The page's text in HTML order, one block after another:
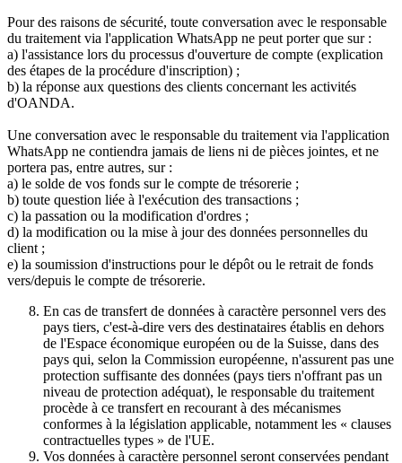
Pour des raisons de sécurité, toute conversation avec le responsable
du traitement via l'application WhatsApp ne peut porter que sur :
a) l'assistance lors du processus d'ouverture de compte (explication
des étapes de la procédure d'inscription) ;
b) la réponse aux questions des clients concernant les activités
d'OANDA.
Une conversation avec le responsable du traitement via l'application
WhatsApp ne contiendra jamais de liens ni de pièces jointes, et ne
portera pas, entre autres, sur :
a) le solde de vos fonds sur le compte de trésorerie ;
b) toute question liée à l'exécution des transactions ;
c) la passation ou la modification d'ordres ;
d) la modification ou la mise à jour des données personnelles du
client ;
e) la soumission d'instructions pour le dépôt ou le retrait de fonds
vers/depuis le compte de trésorerie.
En cas de transfert de données à caractère personnel vers des
pays tiers, c'est-à-dire vers des destinataires établis en dehors
de l'Espace économique européen ou de la Suisse, dans des
pays qui, selon la Commission européenne, n'assurent pas une
protection suffisante des données (pays tiers n'offrant pas un
niveau de protection adéquat), le responsable du traitement
procède à ce transfert en recourant à des mécanismes
conformes à la législation applicable, notamment les « clauses
contractuelles types » de l'UE.
Vos données à caractère personnel seront conservées pendant